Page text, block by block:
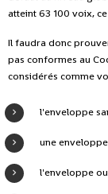
atteint 63 100 voix,
Il faudra donc
pas conformes au
considérés comme
l'enveloppe
une
l'enveloppe